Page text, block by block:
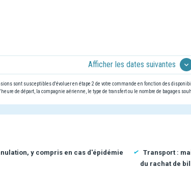
Afficher les dates suivantes
sont susceptibles d'évoluer en étape 2 de votre commande en fonction des
de départ, la compagnie aérienne, le type de transfert ou le nombre de bagages
y compris en cas d'épidémie
Transport :
du rachat de